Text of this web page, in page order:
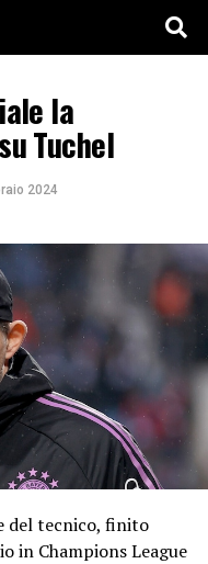
la
Tuchel
2024
del tecnico, finito
in Champions League